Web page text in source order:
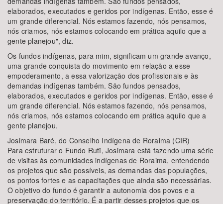
elaborados, executados e geridos por indígenas. Então, esse é
um grande diferencial. Nós estamos fazendo, nós pensamos,
nós criamos, nós estamos colocando em prática aquilo que a
gente planejou", diz.
Os fundos indígenas, para mim, significam um grande avanço,
uma grande conquista do movimento em relação a esse
empoderamento, a essa valorização dos profissionais e às
demandas indígenas também. São fundos pensados,
elaborados, executados e geridos por indígenas. Então, esse é
um grande diferencial. Nós estamos fazendo, nós pensamos,
nós criamos, nós estamos colocando em prática aquilo que a
gente planejou.
Josimara Baré, do Conselho Indígena de Roraima (CIR)
Para estruturar o Fundo Rutî, Josimara está fazendo uma série
de visitas às comunidades indígenas de Roraima, entendendo
os projetos que são possíveis, as demandas das populações,
os pontos fortes e as capacitações que ainda são necessárias.
O objetivo do fundo é garantir a autonomia dos povos e a
preservação do território. É a partir desses projetos que os